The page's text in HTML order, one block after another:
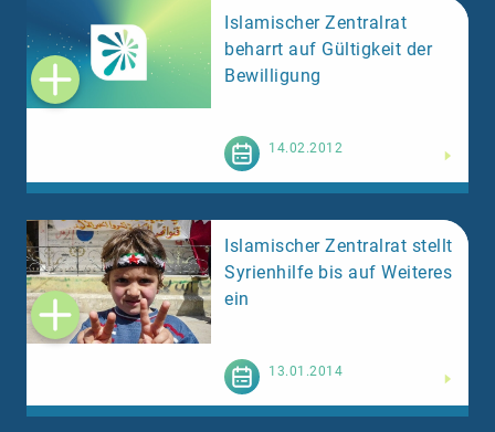
Islamischer Zentralrat
beharrt auf Gültigkeit der
Bewilligung
14.02.2012
Islamischer Zentralrat stellt
Syrienhilfe bis auf Weiteres
ein
13.01.2014